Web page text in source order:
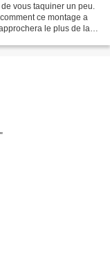
vous taquiner un peu.
ce montage a
le plus de la